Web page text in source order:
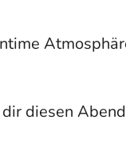
diesen